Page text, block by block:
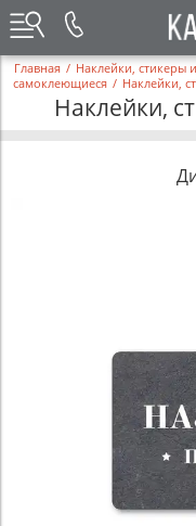
Главная / Наклейки, стикеры
самоклеющиеся / Наклейки,
Наклейки,